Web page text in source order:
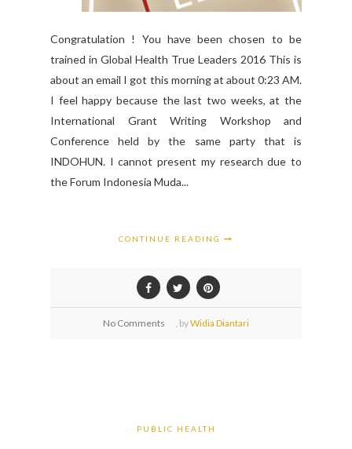
Congratulation ! You have been chosen to be
trained in Global Health True Leaders 2016 This is
about an email I got this morning at about 0:23 AM.
I feel happy because the last two weeks, at the
International Grant Writing Workshop and
Conference held by the same party that is
INDOHUN. I cannot present my research due to
the Forum Indonesia Muda...
CONTINUE READING
No Comments , byWidia Diantari
PUBLIC HEALTH